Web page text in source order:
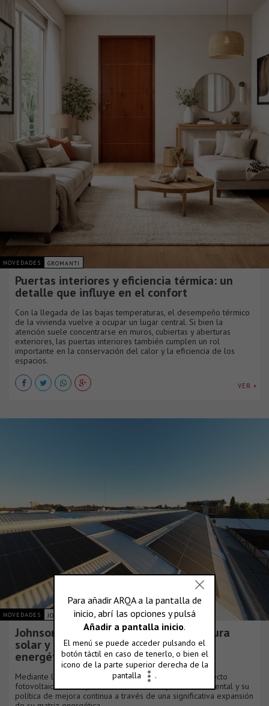
NOVEDADES GROMANTI
Puertas interiores y eficiencia térmica: un
detalle que influye en el confort
Con la llegada de las bajas temperaturas, el desempeño térmico
de la vivienda vuelve a ocupar un lugar central. Si bien la
atención suele concentrarse en muros, cubiertas y aberturas
exteriores, las puertas interiores también cumplen un rol
importante en la conservación del calor y la eficiencia de los
espacios.
VER +
NOVEDADES JOHNSON ACERO S.A.
Johnson Acero duplica su infraestructura
solar y consolida su plan de eficiencia
energética
Mediante la culminación de una nueva fase de su proyecto
fotovoltaico, la compañía reafirma su compromiso ambiental y su
política de mejora continua a través de una significativa expansión